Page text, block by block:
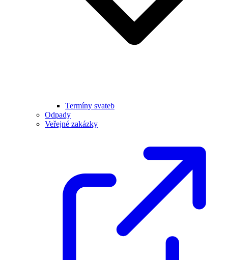
Termíny svateb
Odpady
Veřejné zakázky